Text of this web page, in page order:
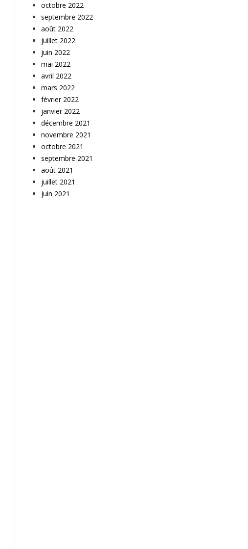
octobre 2022
septembre 2022
août 2022
juillet 2022
juin 2022
mai 2022
avril 2022
mars 2022
février 2022
janvier 2022
décembre 2021
novembre 2021
octobre 2021
septembre 2021
août 2021
juillet 2021
juin 2021